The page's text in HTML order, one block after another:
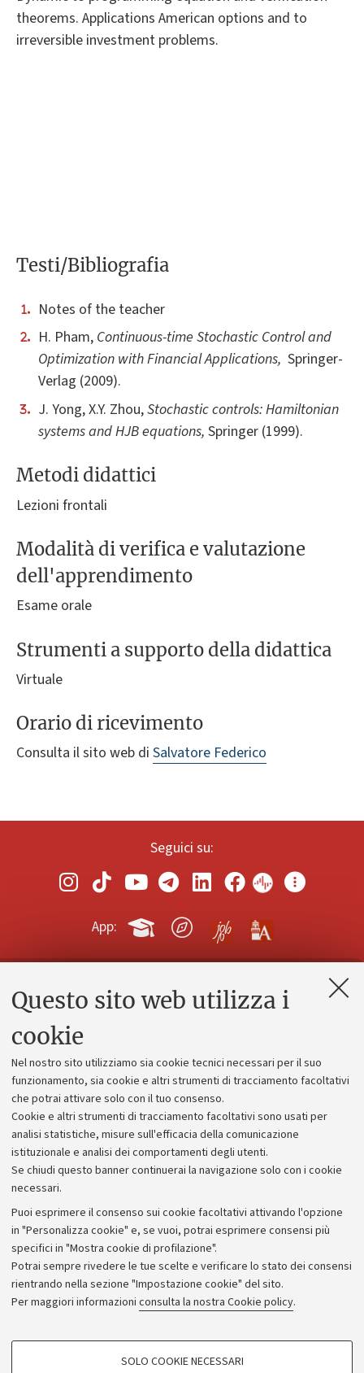
Questo sito web utilizza i
cookie
Nel nostro sito utilizziamo sia cookie tecnici necessari per il suo
funzionamento, sia cookie e altri strumenti di tracciamento facoltativi
che potrai attivare solo con il tuo consenso.
Cookie e altri strumenti di tracciamento facoltativi sono usati per
analisi statistiche, misure sull'efficacia della comunicazione
istituzionale e analisi dei comportamenti degli utenti.
Se chiudi questo banner continuerai la navigazione solo con i cookie
necessari.
Puoi esprimere il consenso sui cookie facoltativi attivando l'opzione
in "Personalizza cookie" e, se vuoi, potrai esprimere consensi più
specifici in "Mostra cookie di profilazione".
Potrai sempre rivedere le tue scelte e verificare lo stato dei consensi
rientrando nella sezione "Impostazione cookie" del sito.
Per maggiori informazioni consulta la nostra Cookie policy.
COOKIE DI PROFILAZIONE - FACOLTATIVI
SOLO COOKIE NECESSARI
theorems. Applications American options and to
irreversible investment problems.
Testi/Bibliografia
Notes of the teacher
H. Pham, Continuous-time Stochastic Control and
Optimization withFinancial Applications, Springer-
Verlag (2009).
J. Yong, X.Y. Zhou,Stochastic controls: Hamiltonian
systems and HJB equations, Springer (1999).
Metodi didattici
Lezioni frontali
Modalità di verifica e valutazione
dell'apprendimento
Esame orale
Strumenti a supporto della didattica
Virtuale
Orario di ricevimento
Consulta il sito web di Salvatore Federico
Seguici su:
App:
Contatti e PEC
Alumni community
Piano strategico
Bilanci
Donazioni e 5x1000
Bandi, gare e concorsi
Albo online
Amministrazione trasparente
Atti di notifica
Informazioni sul sito e accessibilità
Dichiarazione di accessibilità